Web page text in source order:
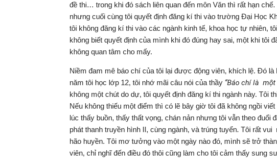
đề thi… trong khi đó sách liên quan đến môn Văn thì rất hạn
nhưng cuối cùng tôi quyết định đăng kí thi vào trường Đại Học
tôi không đăng kí thi vào các ngành kinh tế, khoa học tự nhiên,
không biết quyết định của mình khi đó đúng hay sai, một khi tôi
không quan tâm cho mấy.
Niềm đam mê báo chí của tôi lại được động viên, khích lệ. Đó
năm tôi học lớp 12, tôi nhớ mãi câu nói của thầy “Báo chí là
không một chút do dự, tôi quyết định đăng kí thi ngành này. Tôi
Nếu không thiếu một điểm thì có lẽ bây giờ tôi đã không ngồi
lúc thấy buồn, thấy thất vọng, chán nản nhưng tôi vẫn theo
phát thanh truyền hình II, cùng ngành, và trúng tuyển. Tôi rất
hão huyền. Tôi mơ tưởng vào một ngày nào đó, mình sẽ trở
viên, chỉ nghĩ đến điều đó thôi cũng làm cho tôi cảm thấy sung